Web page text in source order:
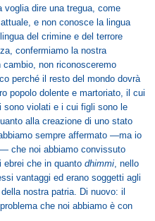
dire una tregua, come
e non conosce la lingua
del crimine e del terrore
confermiamo la nostra
non riconosceremo
perché il resto del mondo dovrà
popolo dolente e martoriato, il cui
sono violati e i cui figli sono le
alla creazione di uno stato
sempre affermato —ma io
che noi abbiamo convissuto
ebrei che in quantodhimmi , nello
vantaggi ed erano soggetti agli
nostra patria. Di nuovo: il
che noi abbiamo è con